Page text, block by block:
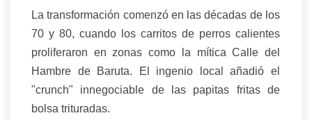
La transformación comenzó en las décadas de los
70 y 80, cuando los carritos de perros calientes
proliferaron en zonas como la mítica Calle del
Hambre de Baruta. El ingenio local añadió el
"crunch" innegociable de las papitas fritas de
bolsa trituradas.